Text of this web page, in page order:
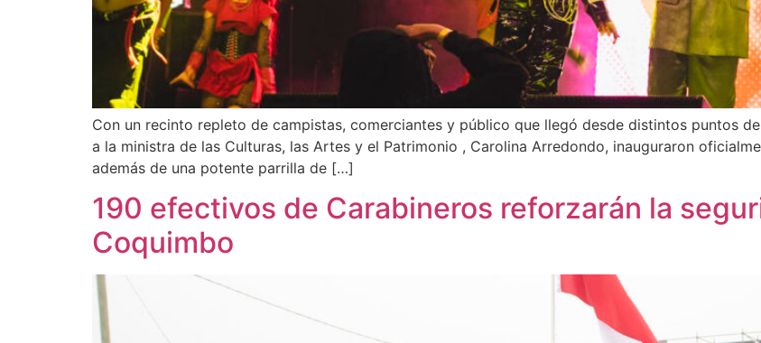
Con un recinto repleto de campistas, comerciantes y público que llegó desde distintos puntos
a la ministra de las Culturas, las Artes y el Patrimonio , Carolina Arredondo, inauguraron
además de una potente parrilla de […]
190 efectivos de Carabineros reforzarán la
Coquimbo